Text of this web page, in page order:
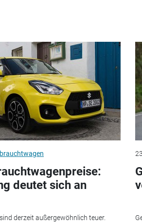
deutet sich an
derzeit außergewöhnlich teuer.